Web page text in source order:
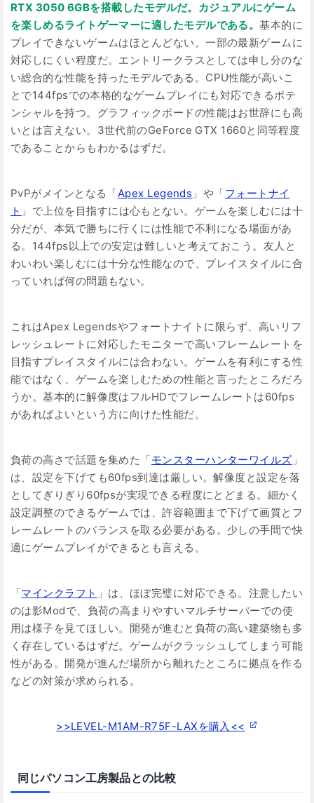
RTX 3050 6GBを搭載したモデルだ。カジュアルにゲーム
を楽しめるライトゲーマーに適したモデルである。基本的に
プレイできないゲームはほとんどない。一部の最新ゲームに
対応しにくい程度だ。エントリークラスとしては申し分のな
い総合的な性能を持ったモデルである。CPU性能が高いこ
とで144fpsでの本格的なゲームプレイにも対応できるポテ
ンシャルを持つ。グラフィックボードの性能はお世辞にも高
いとは言えない。3世代前のGeForce GTX 1660と同等程度
であることからもわかるはずだ。
PvPがメインとなる「Apex Legends 」や「フォートナイ
ト 」で上位を目指すには心もとない。ゲームを楽しむには十
分だが、本気で勝ちに行くには性能で不利になる場面があ
る。144fps以上での安定は難しいと考えておこう。友人と
わいわい楽しむには十分な性能なので、プレイスタイルに合
っていれば何の問題もない。
これはApex Legendsやフォートナイトに限らず、高いリフ
レッシュレートに対応したモニターで高いフレームレートを
目指すプレイスタイルには合わない。ゲームを有利にする性
能ではなく、ゲームを楽しむための性能と言ったところだろ
うか。基本的に解像度はフルHDでフレームレートは60fps
があればよいという方に向けた性能だ。
負荷の高さで話題を集めた「モンスターハンターワイルズ 」
は、設定を下げても60fps到達は厳しい。解像度と設定を落
としてぎりぎり60fpsが実現できる程度にとどまる。細かく
設定調整のできるゲームでは、許容範囲まで下げて画質とフ
レームレートのバランスを取る必要がある。少しの手間で快
適にゲームプレイができるとも言える。
「マインクラフト 」は、ほぼ完璧に対応できる。注意したい
のは影Modで、負荷の高まりやすいマルチサーバーでの使
用は様子を見てほしい。開発が進むと負荷の高い建築物も多
く存在しているはずだ。ゲームがクラッシュしてしまう可能
性がある。開発が進んだ場所から離れたところに拠点を作る
などの対策が求められる。
>>LEVEL-M1AM-R75F-LAXを購入<<
同じパソコン工房製品との比較